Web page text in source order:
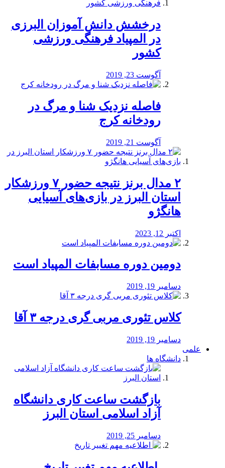
درخشش دانش آموزان البرزی
در المپیاد فرهنگی ورزشی
کشور
آگوست 23, 2019
️فاصله نزدیک شنا و مرگ در
رودخانه کرج
آگوست 21, 2019
۲ مدال برنز نتیجه حضور ۷ ورزشکار
استان البرز در بازی‌های آسیایی
هانگژو
اکتبر 12, 2023
دومین دوره مسابفات المپیاد است
دسامبر 19, 2019
کلاس تئوری مربی گری درجه ۳ آقا
دسامبر 19, 2019
علمی
دانشگاه ها
بازگشت ساعت کاری دانشگاه
آزاد اسلامی استان البرز
دسامبر 25, 2019